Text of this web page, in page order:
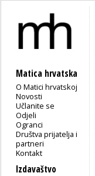
Matica hrvatska
O Matici hrvatskoj
Novosti
Učlanite se
Odjeli
Ogranci
Društva prijatelja i
partneri
Kontakt
Izdavaštvo